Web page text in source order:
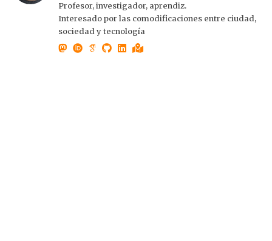
Profesor, investigador, aprendiz.
Interesado por las comodificaciones entre ciudad,
sociedad y tecnología